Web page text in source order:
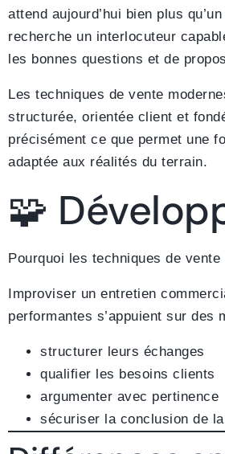
attend aujourd’hui bien plus
recherche un interlocuteur
les bonnes questions et de
Les techniques de vente
structurée, orientée client et
précisément ce que permet une
adaptée aux réalités du terrain.
🧩
Pourquoi les techniques de
Improviser un entretien
performantes s’appuient sur des
structurer leurs échanges
qualifier les besoins clients
argumenter avec pertinence
sécuriser la conclusion de